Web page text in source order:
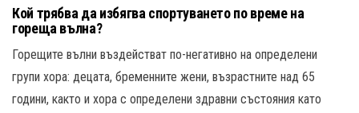
Кой трябва да избягва спортуването по време на
гореща вълна?
Горещите вълни въздействат по-негативно на определени
групи хора: децата, бременните жени, възрастните над 65
години, както и хора с определени здравни състояния като